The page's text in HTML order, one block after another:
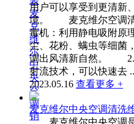
麦
克
维
尔
中
央
空
调
销
用户可以享受到更清新
境。 麦克维尔空调
毒机：利用静电吸附原
尘、花粉、螨虫等细菌
调出风清新自然。 2.
射流技术，可以快速去
2023.05.16 查看更多 +
麦克维尔中央空调清洗